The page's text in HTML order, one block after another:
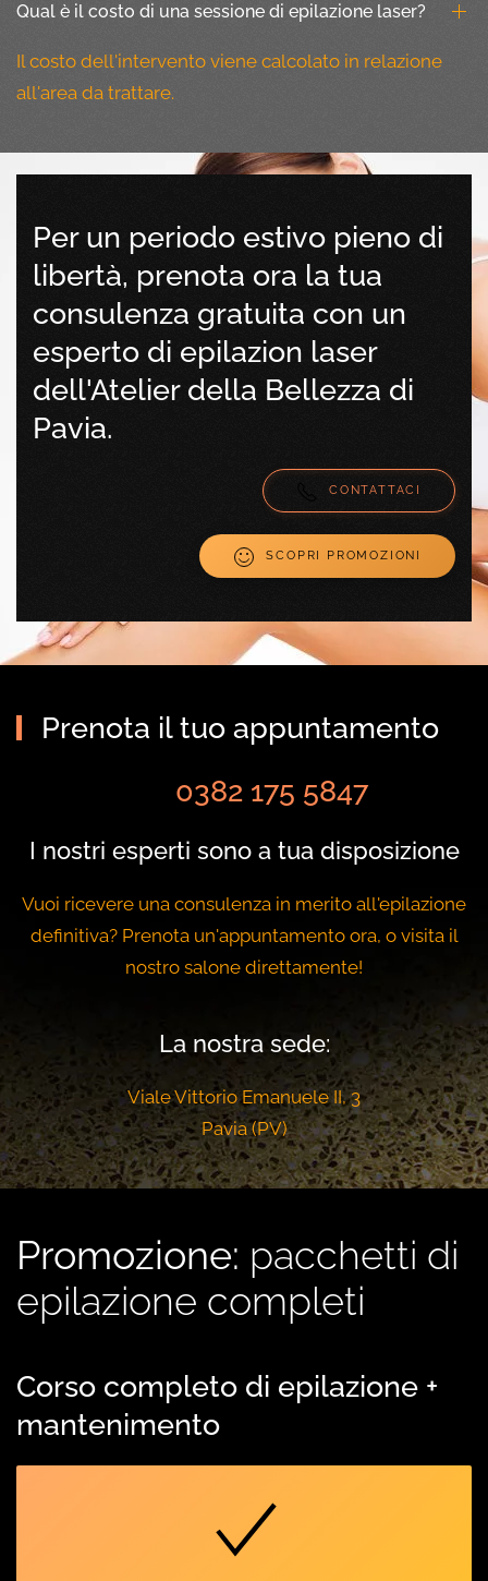
Qual è il costo di una sessione di epilazione laser?
Il costo dell'intervento viene calcolato in relazione
all'area da trattare.
Per un periodo estivo pieno di
libertà, prenota ora la tua
consulenza gratuita con un
esperto di epilazion laser
dell'Atelier della Bellezza di
Pavia.
CONTATTACI
SCOPRI PROMOZIONI
Prenota il tuo appuntamento
0382 175 5847
I nostri esperti sono a tua disposizione
Vuoi ricevere una consulenza in merito all'epilazione
definitiva? Prenota un'appuntamento ora, o visita il
nostro salone direttamente!
La nostra sede:
Viale Vittorio Emanuele II, 3
Pavia (PV)
Promozione: pacchetti di
epilazione completi
Corso completo di epilazione +
mantenimento